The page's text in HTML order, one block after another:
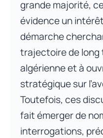
grande majorité,
évidence un
démarche
trajectoire de long
algérienne et à
stratégique sur
Toutefois, ces
fait émerger de
interrogations,